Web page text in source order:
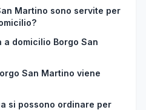
Martino sono servite per
a domicilio Borgo San
San Martino viene
si possono ordinare per